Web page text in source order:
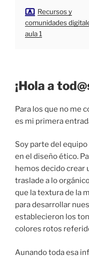
Recursos y
comunidades
aula 1
¡Hola a
Para los que no me
es mi primera
Soy parte del equipo
en el diseño ético.
hemos decido crear
traslade a lo
que la textura de la
para desarrollar
establecieron los
colores rotos
Aunando toda esa